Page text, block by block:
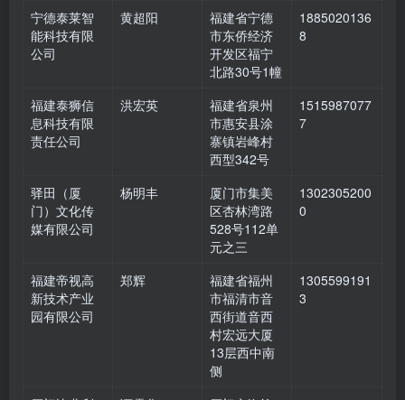
宁德泰莱智
能科技有限
公司
黄超阳
福建省宁德
市东侨经济
开发区福宁
北路30号1幢
1885020136
8
福建泰狮信
息科技有限
责任公司
洪宏英
福建省泉州
市惠安县涂
寨镇岩峰村
西型342号
1515987077
7
驿田（厦
门）文化传
媒有限公司
杨明丰
厦门市集美
区杏林湾路
528号112单
元之三
1302305200
0
福建帝视高
新技术产业
园有限公司
郑辉
福建省福州
市福清市音
西街道音西
村宏远大厦
13层西中南
侧
1305599191
3